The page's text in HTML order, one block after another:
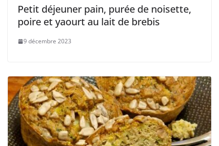
Petit déjeuner pain, purée de noisette,
poire et yaourt au lait de brebis
9 décembre 2023